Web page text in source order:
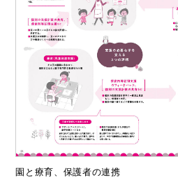
園と療育、保護者の連携